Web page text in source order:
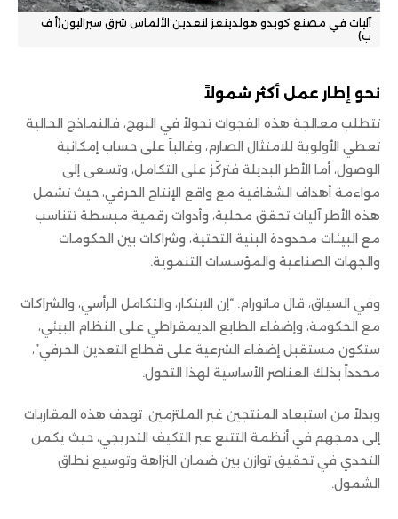
آليات في مصنع كويدو هولدينغز لتعدين الألماس شرق سيراليون(أ ف
ب)
نحو إطار عمل أكثر شمولاً
تتطلب معالجة هذه الفجوات تحولاً في النهج، فالنماذج الحالية
تعطي الأولوية للامتثال الصارم، وغالباً على حساب إمكانية
الوصول، أما الأطر البديلة فتركّز على التكامل، وتسعى إلى
مواءمة أهداف الشفافية مع واقع الإنتاج الحرفي، حيث تشمل
هذه الأطر آليات تحقق محلية، وأدوات رقمية مبسطة تتناسب
مع البيئات محدودة البنية التحتية، وشراكات بين الحكومات
والجهات الصناعية والمؤسسات التنموية.
وفي السياق، قال ماتورام: “إن الابتكار، والتكامل الرأسي، والشراكات
مع الحكومة، وإضفاء الطابع الديمقراطي على النظام البيئي،
ستكون مستقبل إضفاء الشرعية على قطاع التعدين الحرفي”،
محدداً بذلك العناصر الأساسية لهذا التحول.
وبدلاً من استبعاد المنتجين غير الملتزمين، تهدف هذه المقاربات
إلى دمجهم في أنظمة التتبع عبر التكيف التدريجي، حيث يكمن
التحدي في تحقيق توازن بين ضمان النزاهة وتوسيع نطاق
الشمول.